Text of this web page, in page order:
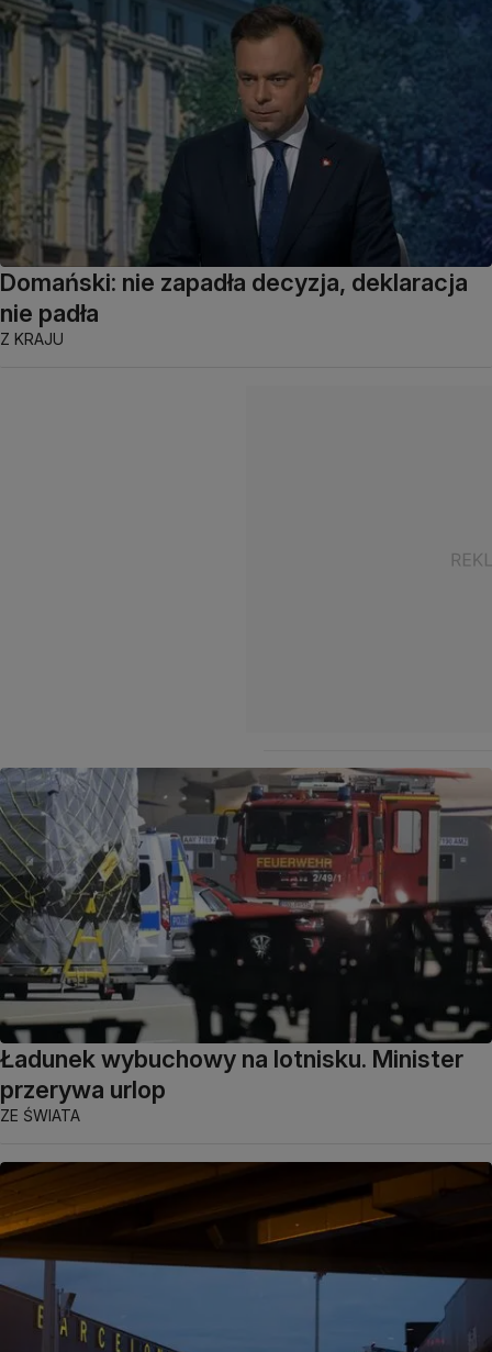
Domański: nie zapadła decyzja, deklaracja
nie padła
Z KRAJU
Ładunek wybuchowy na lotnisku. Minister
przerywa urlop
ZE ŚWIATA